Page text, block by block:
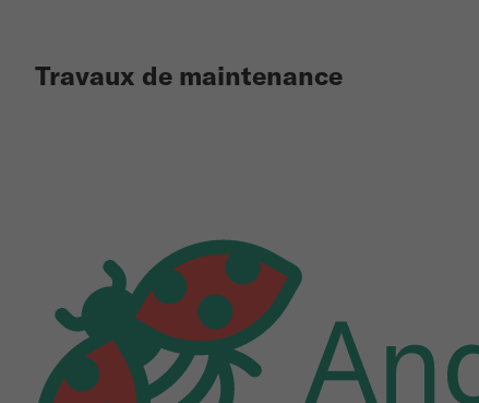
Travaux de maintenance